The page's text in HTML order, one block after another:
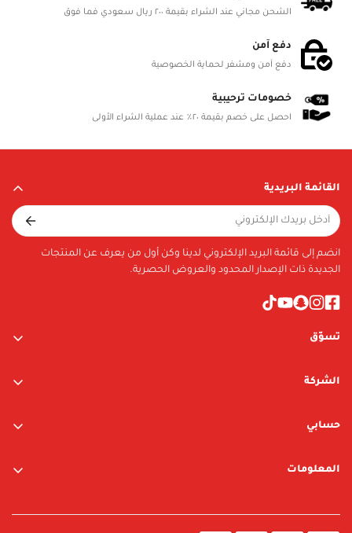
Required
Yes
Material
ABS+PVC
Included in Package
TBA
الشحن مجاني عند الشراء بقيمة ٢٠٠ ريال سعودي فما فوق
دفع آمن
دفع آمن ومشفر لحماية الخصوصية
خصومات ترحيبية
احصل على خصم بقيمة ٢٠٪ عند عملية الشراء الأولى
تسوّق
متجر نيوبوي
العلامات التجارية
الشركة
حسابي
المعلومات
القائمة البريدية
انضم إلى قائمة البريد الإلكتروني لدينا وكن أول من يعرف عن المنتجات
الجديدة ذات الإصدار المحدود والعروض الحصرية.